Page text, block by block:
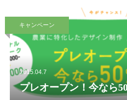
キャンペーン
2015.04.7
プレオープン！今なら